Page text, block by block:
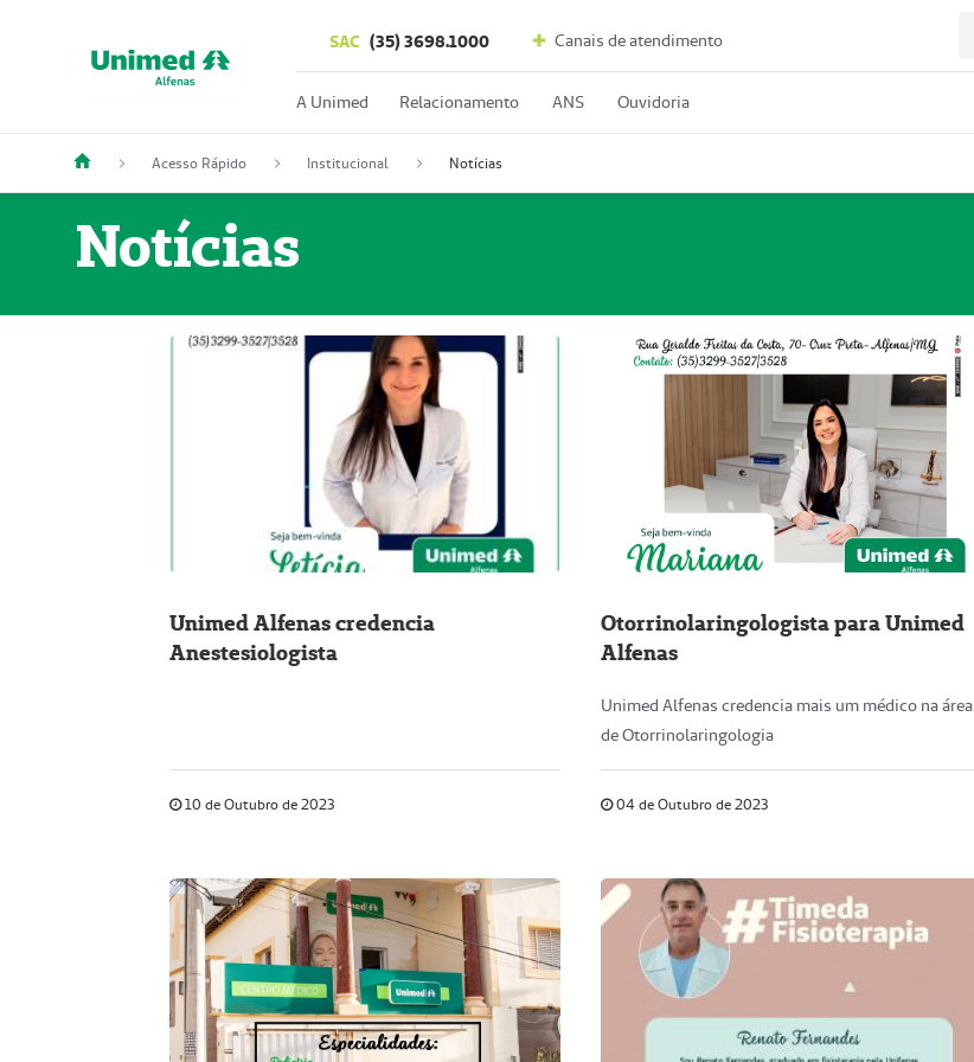
SAC (35) 3698.1000 Canais de atendimento
A Unimed Relacionamento ANS Ouvidoria
Acesso Rápido Institucional Notícias
Notícias
Unimed Alfenas credencia
Anestesiologista
10 de Outubro de 2023
Otorrinolaringologista para Unimed
Alfenas
Unimed Alfenas credencia mais um médico na área
de Otorrinolaringologia
04 de Outubro de 2023